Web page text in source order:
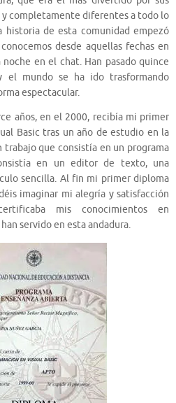
y completamente diferentes a todo lo
historia de esta comunidad empezó
desde aquellas fechas en
en el chat. Han pasado quince
el mundo se ha ido trasformando
espectacular.
años, en el 2000, recibía mi primer
Basic tras un año de estudio en la
trabajo que consistía en un programa
en un editor de texto, una
sencilla. Al fin mi primer diploma
imaginar mi alegría y satisfacción
mis conocimientos en
servido en esta andadura.